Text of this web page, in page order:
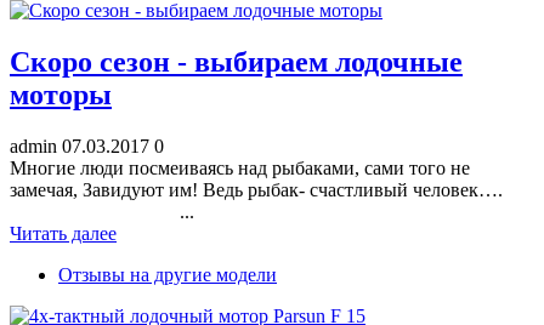
Скоро сезон - выбираем лодочные
моторы
admin 07.03.2017 0
Многие люди посмеиваясь над рыбаками, сами того не
замечая, Завидуют им! Ведь рыбак- счастливый человек….
...
Читать далее
Отзывы на другие модели